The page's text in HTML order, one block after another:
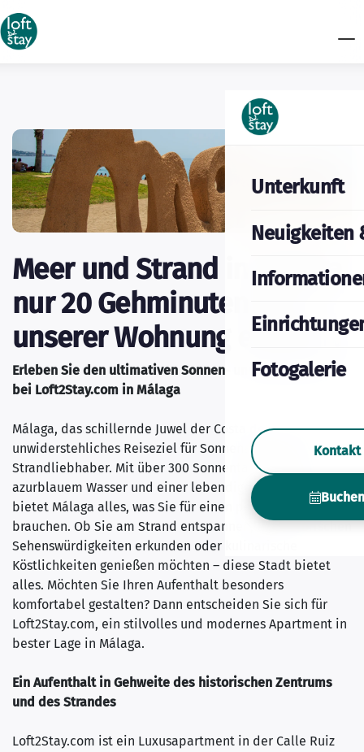
Unterkunft
Neuigkeiten
Fotogalerie
Kontakt
Meer und Strand in Málaga
nur 20 Gehminuten von
unserer Wohnung entfernt
Erleben Sie den ultimativen Sonnen- und Meeresurlaub
bei Loft2Stay.com in Málaga
Málaga, das schillernde Juwel der Costa del Sol, ist ein
unwiderstehliches Reiseziel für Sonnenanbeter und
Strandliebhaber. Mit über 300 Sonnentagen im Jahr,
azurblauem Wasser und einer lebendigen Stadtkultur
bietet Málaga alles, was Sie für einen perfekten Urlaub
brauchen. Ob Sie am Strand entspannen, die historischen
Sehenswürdigkeiten erkunden oder kulinarische
Köstlichkeiten genießen möchten – diese Stadt bietet
alles. Möchten Sie Ihren Aufenthalt besonders
komfortabel gestalten? Dann entscheiden Sie sich für
Loft2Stay.com, ein stilvolles und modernes Apartment in
bester Lage in Málaga.
Ein Aufenthalt in Gehweite des historischen Zentrums
und des Strandes
Loft2Stay.com ist ein Luxusapartment in der Calle Ruiz